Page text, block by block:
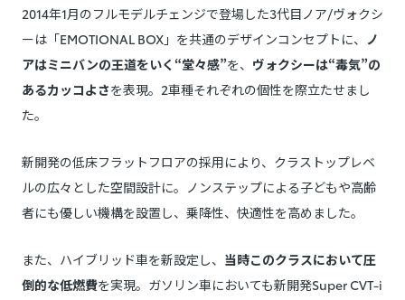
2014年1月のフルモデルチェンジで登場した3代目ノア/ヴォクシ
ーは「EMOTIONAL BOX」を共通のデザインコンセプトに、 ノ
アはミニバンの王道をいく“堂々感”を、 ヴォクシーは“毒気”の
あるカッコよさを表現。2車種それぞれの個性を際立たせまし
た。
新開発の低床フラットフロアの採用により、クラストップレベ
ルの広々とした空間設計に。ノンステップによる子どもや高齢
者にも優しい機構を設置し、乗降性、快適性を高めました。
また、ハイブリッド車を新設定し、 当時このクラスにおいて圧
倒的な低燃費を実現。ガソリン車においても新開発Super CVT-i